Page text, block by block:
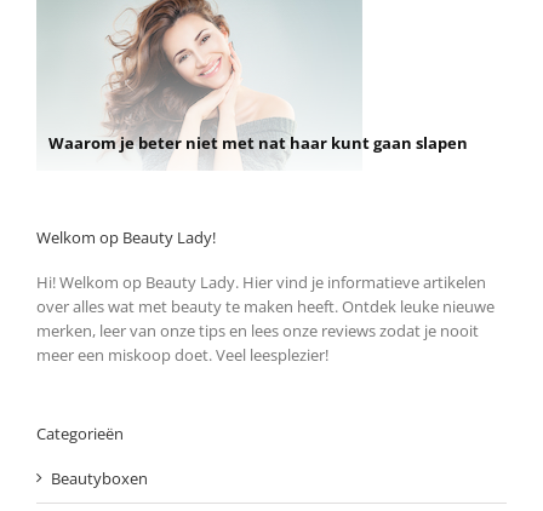
Waarom je beter niet met nat haar kunt gaan slapen
Welkom op Beauty Lady!
Hi! Welkom op Beauty Lady. Hier vind je informatieve artikelen
over alles wat met beauty te maken heeft. Ontdek leuke nieuwe
merken, leer van onze tips en lees onze reviews zodat je nooit
meer een miskoop doet. Veel leesplezier!
Categorieën
Beautyboxen